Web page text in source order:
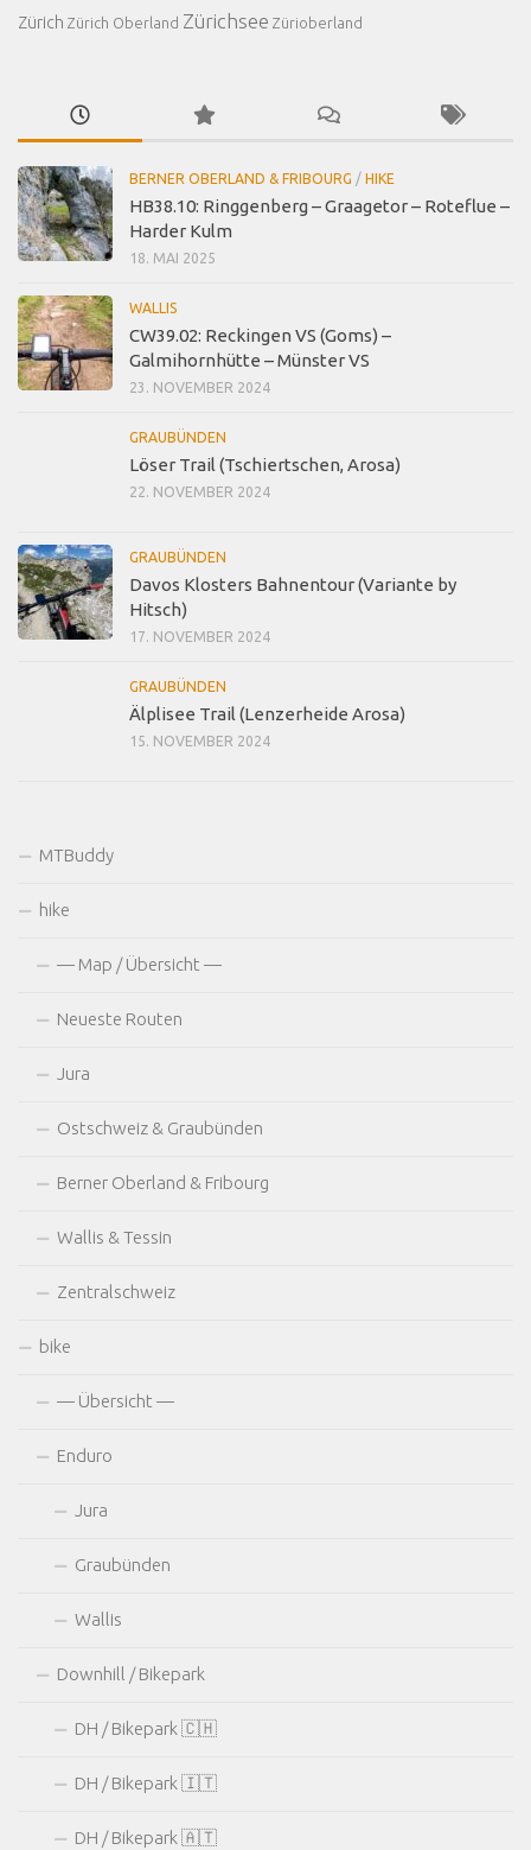
Zürich Zürich Oberland Zürichsee Zürioberland
BERNER OBERLAND & FRIBOURG / HIKE
HB38.10: Ringgenberg – Graagetor – Roteflue –
Harder Kulm
18. MAI 2025
WALLIS
CW39.02: Reckingen VS (Goms) –
Galmihornhütte – Münster VS
23. NOVEMBER 2024
GRAUBÜNDEN
Löser Trail (Tschiertschen, Arosa)
22. NOVEMBER 2024
GRAUBÜNDEN
Davos Klosters Bahnentour (Variante by
Hitsch)
17. NOVEMBER 2024
GRAUBÜNDEN
Älplisee Trail (Lenzerheide Arosa)
15. NOVEMBER 2024
MTBuddy
hike
— Map / Übersicht —
Neueste Routen
Jura
Ostschweiz & Graubünden
Berner Oberland & Fribourg
Wallis & Tessin
Zentralschweiz
bike
— Übersicht —
Enduro
Jura
Graubünden
Wallis
Downhill / Bikepark
DH / Bikepark 🇨🇭
DH / Bikepark 🇮🇹
DH / Bikepark 🇦🇹